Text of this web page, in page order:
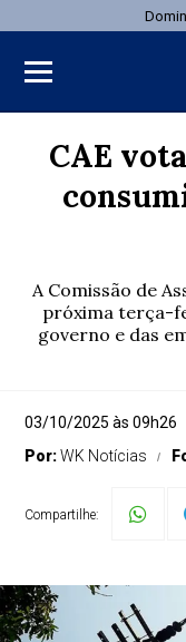
CAE
A Comissão de
próxima terça-
governo e das
03/10/2025 às 09h26
Por:WK Notícias
Compartilhe: